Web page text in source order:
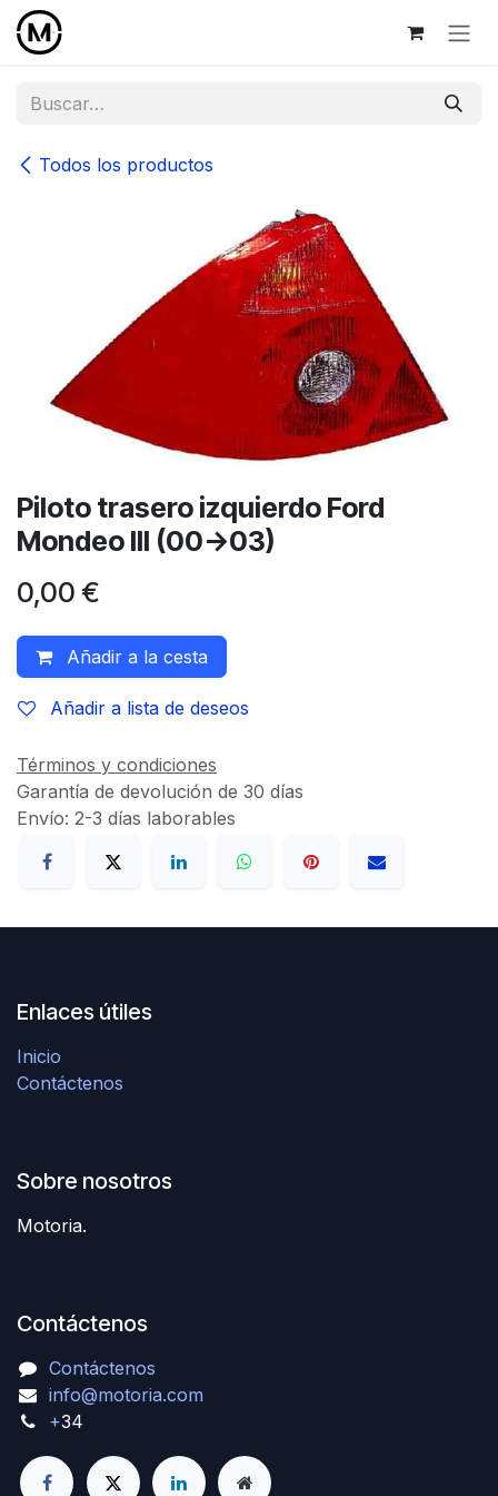
Ir al contenido
Todos los productos
Piloto trasero izquierdo Ford
Mondeo III (00->03)
0,00 €
Añadir a la cesta
Añadir a lista de deseos
Términos y condiciones
Garantía de devolución de 30 días
Envío: 2-3 días laborables
Enlaces útiles
Inicio
Contáctenos
Sobre nosotros
Motoria.
Contáctenos
Contáctenos
info@motoria.com
+34